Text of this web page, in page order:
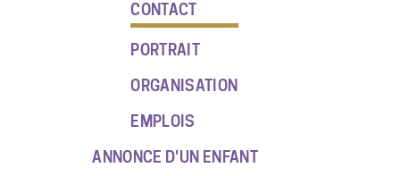
CONTACT
PORTRAIT
ORGANISATION
EMPLOIS
ANNONCE D'UN ENFANT